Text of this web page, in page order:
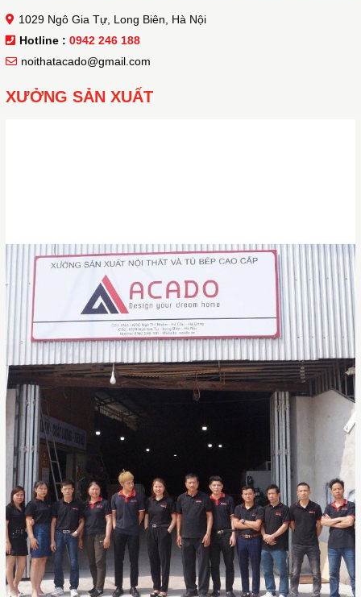
1029 Ngô Gia Tự, Long Biên, Hà Nội
Hotline : 0942 246 188
noithatacado@gmail.com
XƯỞNG SẢN XUẤT